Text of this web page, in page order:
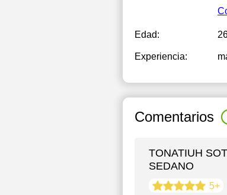
Edad:
Experiencia:
Comentarios
TONATIUH
SEDANO
5+